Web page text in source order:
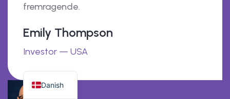
fremragende.
Emily Thompson
Investor — USA
Danish